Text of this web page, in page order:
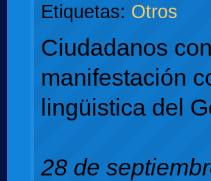
Etiquetas: Otros
Ciudadanos
manifestación
lingüistica del
28 de